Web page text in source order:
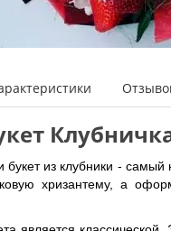
из клубники -
хризантему, а